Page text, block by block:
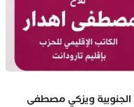
الجنوبية ويزكي مصطفى